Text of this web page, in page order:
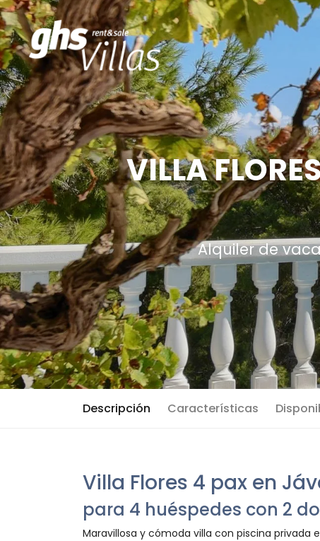
VILLA
Alquiler de
Descripción Características
Villa Flores 4 pax en
para 4 huéspedes con 2
Maravillosa y cómoda villa con piscina privada